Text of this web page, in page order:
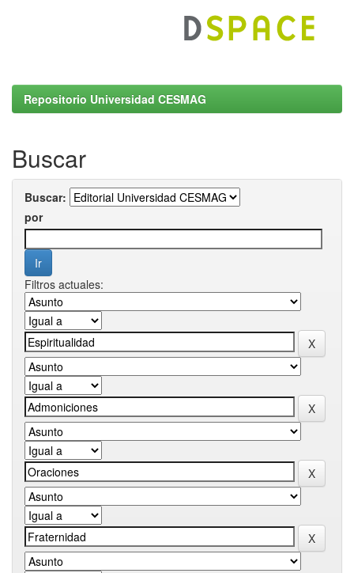
Repositorio Universidad CESMAG
Buscar
Buscar:
por
Filtros actuales: